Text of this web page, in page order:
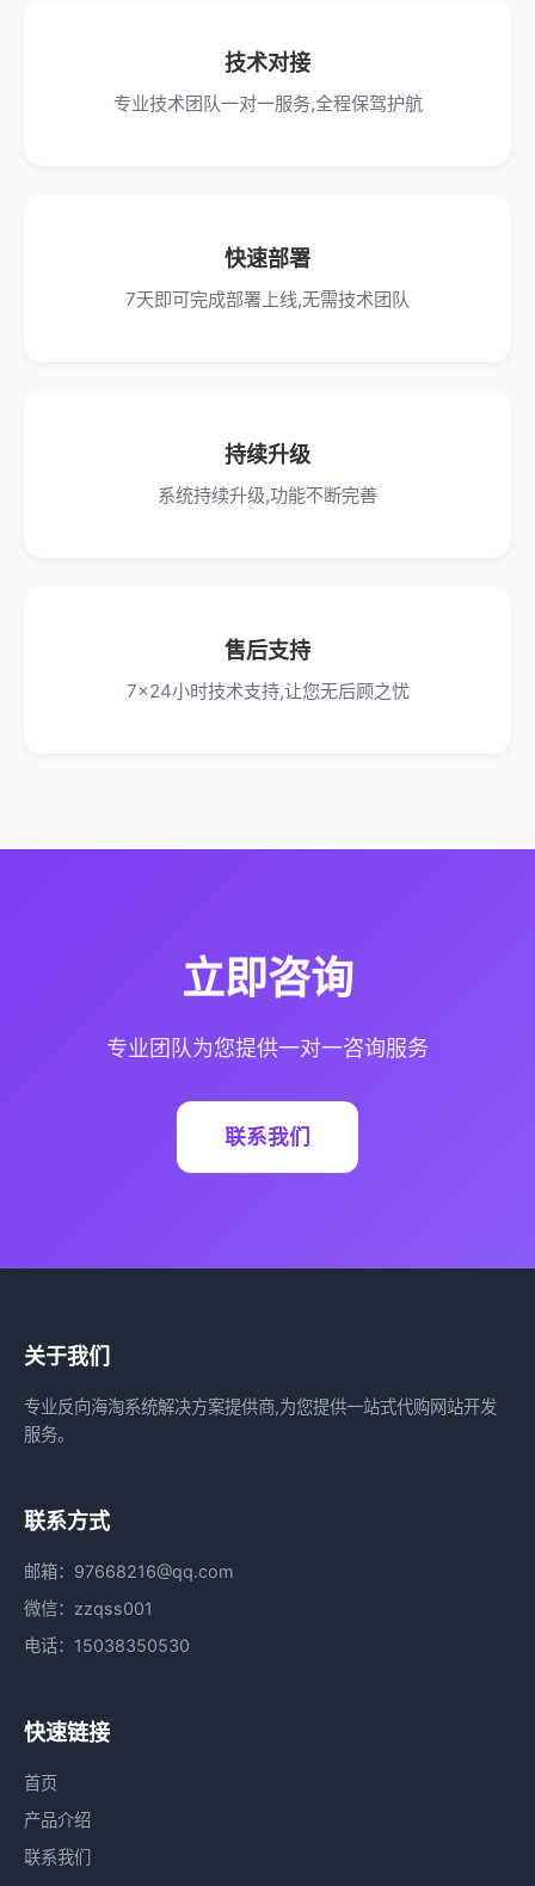
技术对接
专业技术团队一对一服务,全程保驾护航
快速部署
7天即可完成部署上线,无需技术团队
持续升级
系统持续升级,功能不断完善
售后支持
7x24小时技术支持,让您无后顾之忧
立即咨询
专业团队为您提供一对一咨询服务
联系我们
关于我们
专业反向海淘系统解决方案提供商,为您提供一站式代购网站开发
服务。
联系方式
邮箱：97668216@qq.com
微信：zzqss001
电话：15038350530
快速链接
首页
产品介绍
联系我们